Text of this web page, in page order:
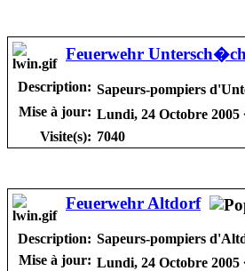
Feuerwehr
Description: Sapeurs-pompiers
Mise à jour: Lundi, 24 Octobre
Visite(s): 7040
Feuerwehr Altdorf
Description: Sapeurs-pompiers
Mise à jour: Lundi, 24 Octobre